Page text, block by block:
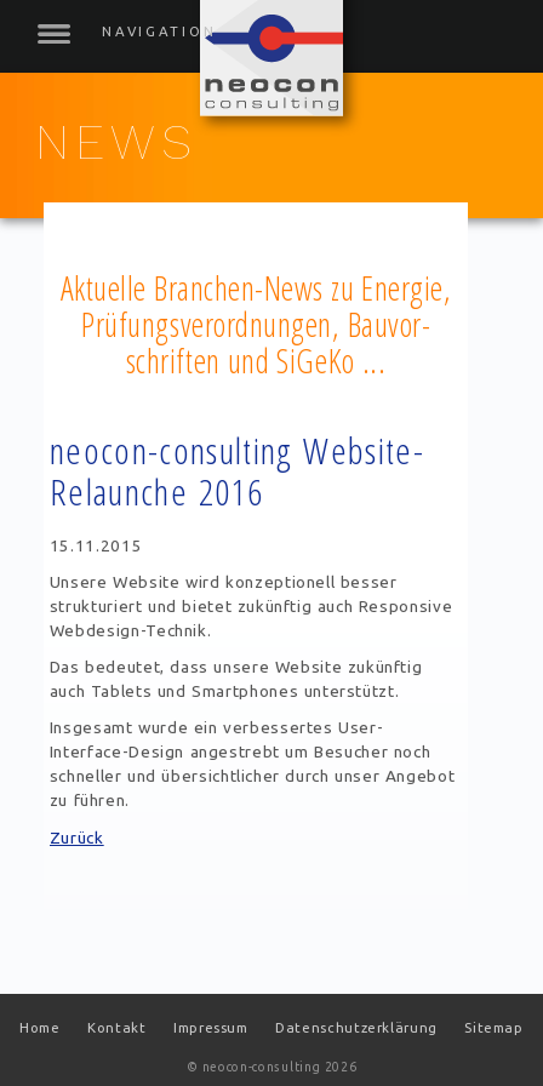
NEWS
Aktuelle Branchen-News zu Energie,
Prüfungs­verord­nungen, Bauvor­
schriften und SiGeKo ...
neocon-consulting Website-
Relaunche 2016
15.11.2015
Unsere Website wird konzeptionell besser
strukturiert und bietet zukünftig auch Responsive
Webdesign-Technik.
Das bedeutet, dass unsere Website zukünftig
auch Tablets und Smartphones unterstützt.
Insgesamt wurde ein verbessertes User-
Interface-Design angestrebt um Besucher noch
schneller und übersichtlicher durch unser Angebot
zu führen.
Zurück
Navigation
Home Kontakt Impressum Datenschutzerklärung Sitemap
© neocon-consulting 2026